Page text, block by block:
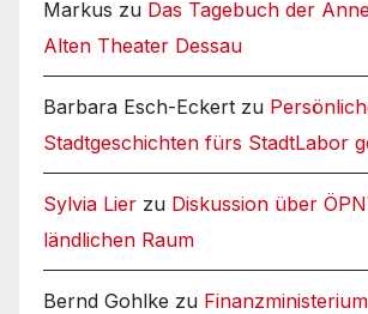
Markus zu Das Tagebuch der
Alten Theater Dessau
Barbara Esch-Eckert zu
Stadtgeschichten fürs StadtLabor
Sylvia Lier zu Diskussion über
ländlichen Raum
Bernd Gohlke zu